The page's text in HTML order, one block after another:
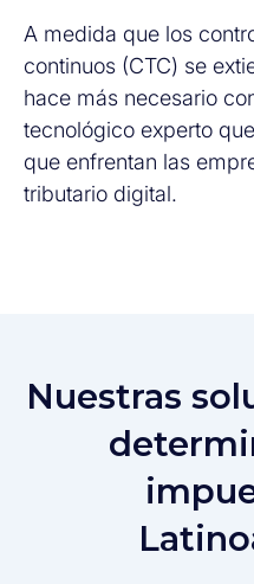
A medida que los
continuos (CTC) se
hace más necesario
tecnológico experto
que enfrentan las
tributario digital.
Nuestras